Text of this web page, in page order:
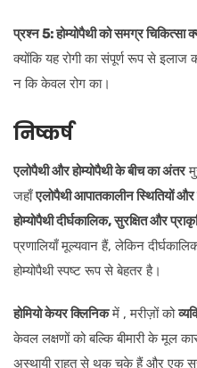
प्रश्न 5: होम्योपैथी को समग्र चिकित्सा
क्योंकि यह रोगी का संपूर्ण रूप से
न कि केवल रोग का।
निष्कर्ष
एलोपैथी और होम्योपैथी के बीच का अंतर
जहाँएलोपैथी आपातकालीन स्थितियों और
होम्योपैथी दीर्घकालिक, सुरक्षित और
प्रणालियाँ मूल्यवान हैं, लेकिन
होम्योपैथी स्पष्ट रूप से बेहतर है।
होमियो केयर क्लिनिकमें , मरीज़ों को
केवल लक्षणों को बल्कि बीमारी के मूल
अस्थायी राहत से थक चुके हैं और एक